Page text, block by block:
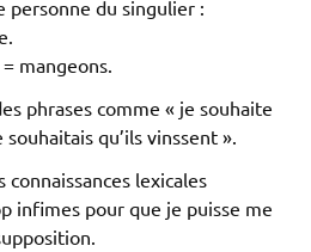
personne du singulier :
mangeons.
phrases comme « je souhaite
qu’ils vinssent ».
lexicales
infimes pour que je puisse me